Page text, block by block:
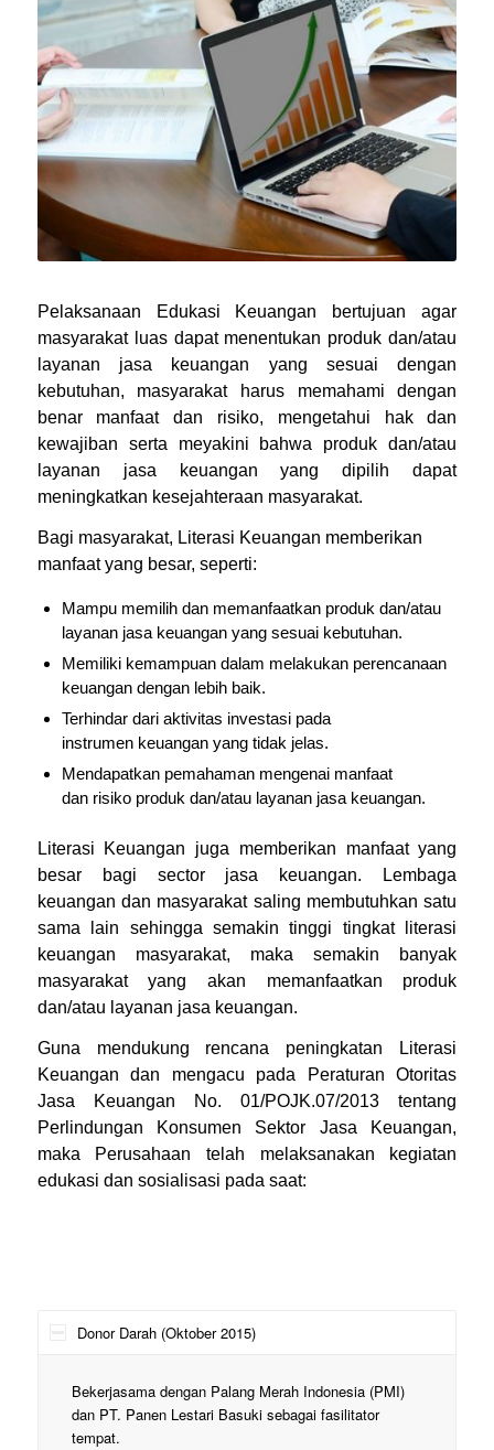
Pelaksanaan Edukasi Keuangan bertujuan agar
masyarakat luas dapat menentukan produk dan/atau
layanan jasa keuangan yang sesuai dengan
kebutuhan, masyarakat harus memahami dengan
benar manfaat dan risiko, mengetahui hak dan
kewajiban serta meyakini bahwa produk dan/atau
layanan jasa keuangan yang dipilih dapat
meningkatkan kesejahteraan masyarakat.
Bagi masyarakat, Literasi Keuangan memberikan
manfaat yang besar, seperti:
Mampu memilih dan memanfaatkan produk dan/atau
layanan jasa keuangan yang sesuai kebutuhan.
Memiliki kemampuan dalam melakukan perencanaan
keuangan dengan lebih baik.
Terhindar dari aktivitas investasi pada
instrumen keuangan yang tidak jelas.
Mendapatkan pemahaman mengenai manfaat
dan risiko produk dan/atau layanan jasa keuangan.
Literasi Keuangan juga memberikan manfaat yang
besar bagi sector jasa keuangan. Lembaga
keuangan dan masyarakat saling membutuhkan satu
sama lain sehingga semakin tinggi tingkat literasi
keuangan masyarakat, maka semakin banyak
masyarakat yang akan memanfaatkan produk
dan/atau layanan jasa keuangan.
Guna mendukung rencana peningkatan Literasi
Keuangan dan mengacu pada Peraturan Otoritas
Jasa Keuangan No. 01/POJK.07/2013 tentang
Perlindungan Konsumen Sektor Jasa Keuangan,
maka Perusahaan telah melaksanakan kegiatan
edukasi dan sosialisasi pada saat:
Donor Darah (Oktober 2015)
Bekerjasama dengan Palang Merah Indonesia (PMI)
dan PT. Panen Lestari Basuki sebagai fasilitator
tempat.